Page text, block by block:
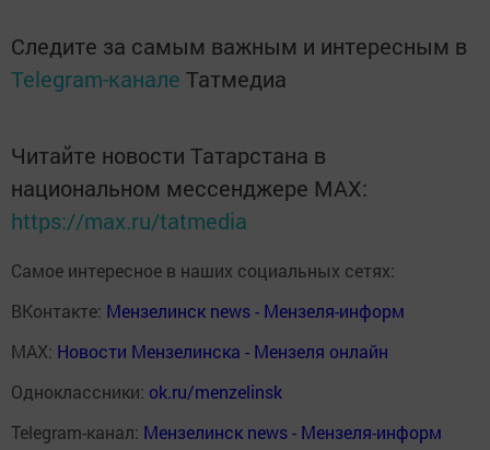
Следите за самым важным и интересным в
Telegram-канале Татмедиа
Читайте новости Татарстана в
национальном мессенджере MАХ:
https://max.ru/tatmedia
Самое интересное в наших социальных сетях:
ВКонтакте: Мензелинск news - Мензеля-информ
MAX: Новости Мензелинска - Мензеля онлайн
Одноклассники: ok.ru/menzelinsk
Telegram-канал: Мензелинск news - Мензеля-информ